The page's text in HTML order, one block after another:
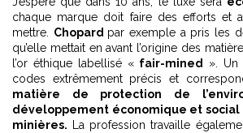
chaque marque doit faire des efforts et
mettre. Chopard par exemple a pris les
qu’elle mettait en avant l’origine des
l’or éthique labellisé « fair-mined ». Un
codes extrêmement précis et
matière de protection de
développement économique et social
minières. La profession travaille